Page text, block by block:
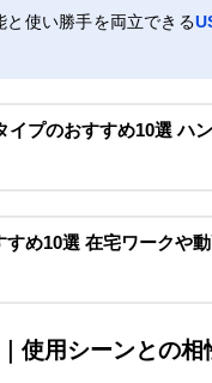
使い勝手を両立できる
イプのおすすめ10選 ハ
すめ10選 在宅ワークや
使用シーンとの相